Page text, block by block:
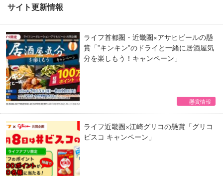
サイト更新情報
ライフ首都圏・近畿圏×アサヒビールの懸
賞「”キンキン”のドライと一緒に居酒屋気
分を楽しもう！キャンペーン」
懸賞情報
ライフ近畿圏×江崎グリコの懸賞「グリコ
ビスコ キャンペーン」